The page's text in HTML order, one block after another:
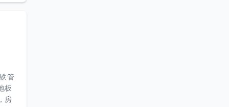
管
板
房